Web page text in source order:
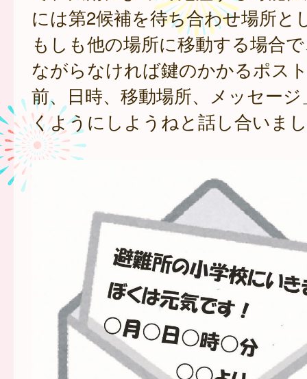
には第2候補を待ち合わせ場所と
もしも他の場所に移動する場合
ながらなければ鍵のかかるポス
前、日時、移動場所、メッセー
くようにしようねと話し合いま